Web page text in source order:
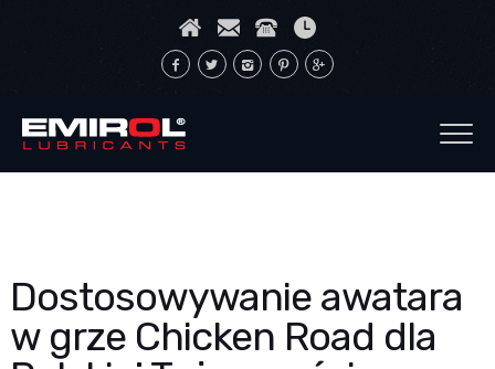
Dostosowywanie awatara
w grze Chicken Road dla